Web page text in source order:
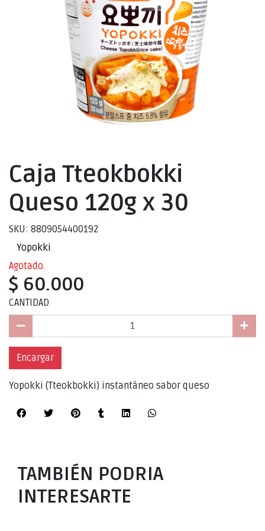
Caja Tteokbokki
Queso 120g x 30
SKU: 8809054400192
Yopokki
Agotado.
$ 60.000
CANTIDAD
Encargar
Yopokki (Tteokbokki) instantáneo sabor queso
TAMBIÉN PODRIA
INTERESARTE